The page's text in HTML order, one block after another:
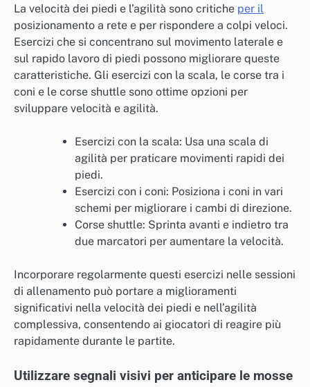
La velocità dei piedi e l’agilità sono critiche per il
posizionamento a rete e per rispondere a colpi veloci.
Esercizi che si concentrano sul movimento laterale e
sul rapido lavoro di piedi possono migliorare queste
caratteristiche. Gli esercizi con la scala, le corse tra i
coni e le corse shuttle sono ottime opzioni per
sviluppare velocità e agilità.
Esercizi con la scala: Usa una scala di
agilità per praticare movimenti rapidi dei
piedi.
Esercizi con i coni: Posiziona i coni in vari
schemi per migliorare i cambi di direzione.
Corse shuttle: Sprinta avanti e indietro tra
due marcatori per aumentare la velocità.
Incorporare regolarmente questi esercizi nelle sessioni
di allenamento può portare a miglioramenti
significativi nella velocità dei piedi e nell’agilità
complessiva, consentendo ai giocatori di reagire più
rapidamente durante le partite.
Utilizzare segnali visivi per anticipare le mosse